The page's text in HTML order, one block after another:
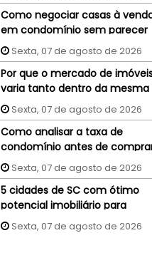
Como negociar casas à
em condomínio sem parecer
um comprador
despreparado?
Sexta, 07 de agosto de 2026
Por que o mercado de
varia tanto dentro da mesma
cidade?
Sexta, 07 de agosto de 2026
Como analisar a taxa de
condomínio antes de
um imóvel?
Sexta, 07 de agosto de 2026
5 cidades de SC com ótimo
potencial imobiliário para
investidores
Sexta, 07 de agosto de 2026